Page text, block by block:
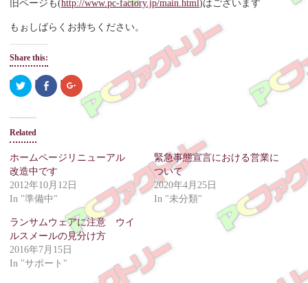
旧ページも(http://www.pc-factory.jp/main.html)はございます
もぉしばらくお持ちください。
Share this:
C
l
k
o
s
a
r
e
o
n
T
t
t
e
r
(
O
S
h
c
e
b
o
o
k
O
p
e
n
s
n
C
l
a
o
o
g
l
e
Related
ホームページリニューアル
改造中です
2012年10月12日
In "準備中"
緊急事態宣言における営業に
ついて
2020年4月25日
In "未分類"
ランサムウェアに注意 ウイ
ルスメールの見分け方
2016年7月15日
In "サポート"